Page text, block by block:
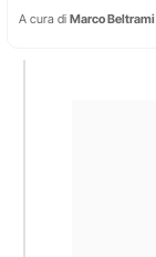
A cura di Marco Beltrami